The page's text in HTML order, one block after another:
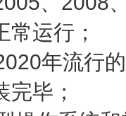
运行；
年流行
毕；